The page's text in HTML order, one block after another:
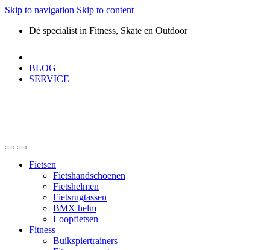
Skip to navigation Skip to content
Dé specialist in Fitness, Skate en Outdoor
BLOG
SERVICE
Fietsen
Fietshandschoenen
Fietshelmen
Fietsrugtassen
BMX helm
Loopfietsen
Fitness
Buikspiertrainers